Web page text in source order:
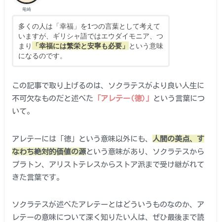
竜崎
多くの人は「幸福」を1つの言葉として考えて
いますが、ギリシャ語ではエウダイモニア、つ
まり
「幸福には繁栄と安寧も必要」 という意味
になるのです。
この記事で取り上げるのは、ソクラテスがより良い人生に
不可欠なものだと述べた 「アレテー(徳)」
という言葉につ
いて。
アレテーには「徳」という意味以外にも、
人間の美点、す
なわち絶対的価値の源という意味があり、ソクラテスから
プラトン、アリストテレスからストア派まで受け継がれて
きた言葉です。
ソクラテスが述べたアレテーとはどういうものなのか、ア
レテーの意味について深く知りたい人は、ぜひ最後まで読